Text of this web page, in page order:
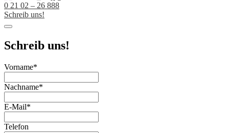
0 21 02 – 26 888
Schreib uns!
Schreib uns!
Vorname*
Nachname*
E-Mail*
Telefon